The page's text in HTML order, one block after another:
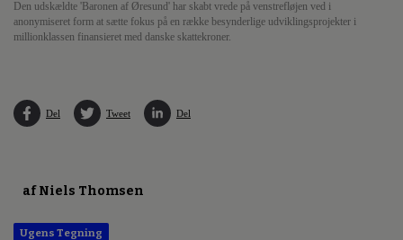
Den udskældte 'Baronen af Øresund' har skabt vrede på venstrefløjen ved i
anonymiseret form at sætte fokus på en række besynderlige udviklingsprojekter i
millionklassen finansieret med danske skattekroner.
Del Tweet Del
af Niels Thomsen
Ugens Tegning